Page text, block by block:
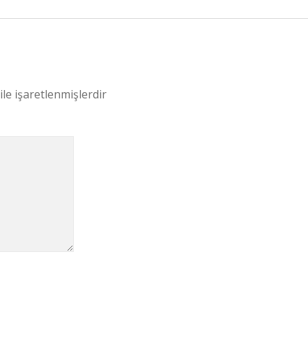
ile işaretlenmişlerdir